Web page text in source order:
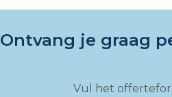
Ontvang je graag
Vul het